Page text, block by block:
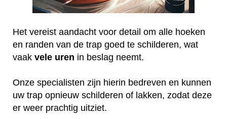
Het vereist aandacht voor detail om alle hoeken
en randen van de trap goed te schilderen, wat
vaak vele uren in beslag neemt.
Onze specialisten zijn hierin bedreven en kunnen
uw trap opnieuw schilderen of lakken, zodat deze
er weer prachtig uitziet.